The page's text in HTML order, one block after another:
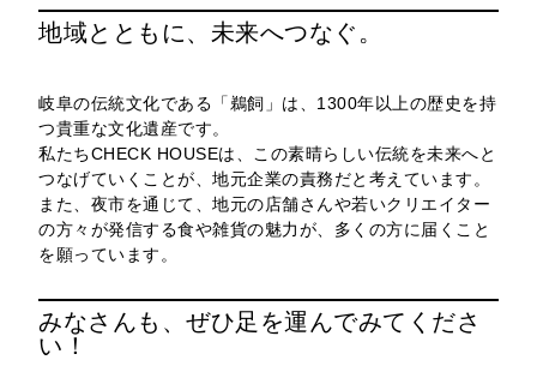
地域とともに、未来へつなぐ。
岐阜の伝統文化である「鵜飼」は、1300年以上の歴史を持
つ貴重な文化遺産です。
私たちCHECK HOUSEは、この素晴らしい伝統を未来へと
つなげていくことが、地元企業の責務だと考えています。
また、夜市を通じて、地元の店舗さんや若いクリエイター
の方々が発信する食や雑貨の魅力が、多くの方に届くこと
を願っています。
みなさんも、ぜひ足を運んでみてくださ
い！